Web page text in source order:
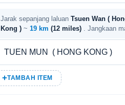
Jarak sepanjang laluan Tsuen Wan (
Kong ) ~ 19 km (12 miles) . Jangkaan
TAMBAH ITEM